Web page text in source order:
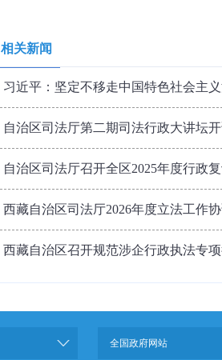
相关新闻
习近平：坚定不移走中国特色社会主
自治区司法厅第二期司法行政大讲坛
自治区司法厅召开全区2025年度行政
西藏自治区司法厅2026年度立法工作
西藏自治区召开规范涉企行政执法专
全国政府网站